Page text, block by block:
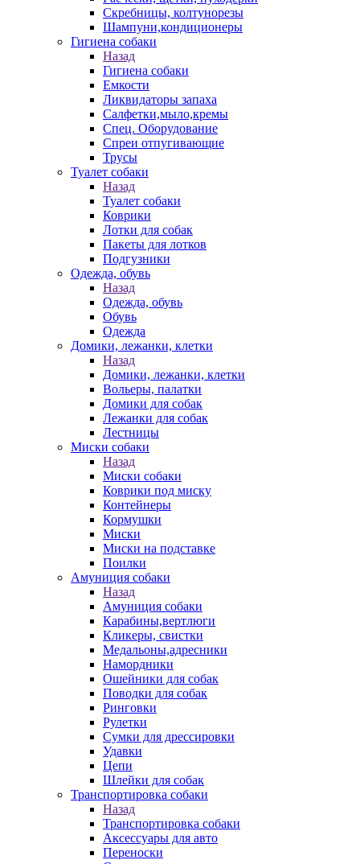
Скребницы, колтунорезы
Шампуни,кондиционеры
Гигиена собаки
Назад
Гигиена собаки
Емкости
Ликвидаторы запаха
Салфетки,мыло,кремы
Спец. Оборудование
Спреи отпугивающие
Трусы
Туалет собаки
Назад
Туалет собаки
Коврики
Лотки для собак
Пакеты для лотков
Подгузники
Одежда, обувь
Назад
Одежда, обувь
Обувь
Одежда
Домики, лежанки, клетки
Назад
Домики, лежанки, клетки
Вольеры, палатки
Домики для собак
Лежанки для собак
Лестницы
Миски собаки
Назад
Миски собаки
Коврики под миску
Контейнеры
Кормушки
Миски
Миски на подставке
Поилки
Амуниция собаки
Назад
Амуниция собаки
Карабины,вертлюги
Кликеры, свистки
Медальоны,адресники
Намордники
Ошейники для собак
Поводки для собак
Ринговки
Рулетки
Сумки для дрессировки
Удавки
Цепи
Шлейки для собак
Транспортировка собаки
Назад
Транспортировка собаки
Аксессуары для авто
Переноски